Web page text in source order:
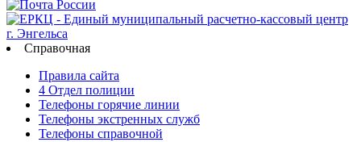
Справочная
Правила сайта
4 Отдел полиции
Телефоны горячие линии
Телефоны экстренных служб
Телефоны справочной